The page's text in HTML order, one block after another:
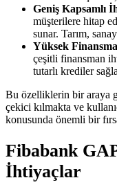
Geniş Kapsamlı
müşterilere hitap
sunar. Tarım,
Yüksek
çeşitli finansman
tutarlı krediler
Bu özelliklerin bir araya
çekici kılmakta ve
konusunda önemli bir
Fibabank
İhtiyaçlar